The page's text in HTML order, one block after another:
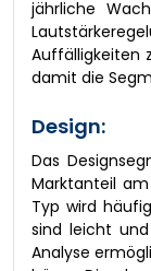
jährliche
Auffälligkeiten
damit die
Design:
Das
Marktanteil
Typ wird
sind leicht
Analyse